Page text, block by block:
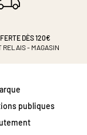
DÈS 120€
RELAIS - MAGASIN
publiques